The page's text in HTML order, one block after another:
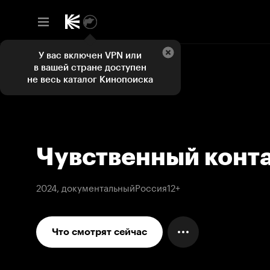
Чувственный
2024, документальныйРоссия12+
Что смотрят сейчас
У вас включен VPN или
в вашей стране доступен
не весь каталог Кинопоиска